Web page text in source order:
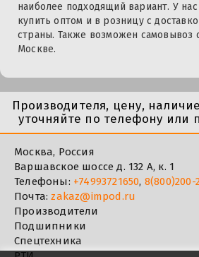
наиболее подходящий вариант. У
купить оптом и в розницу с
страны. Также возможен самовывоз
Москве.
Производителя, цену,
уточняйте по телефону или
Москва, Россия
Варшавское шоссе д. 132 А, к. 1
Телефоны: +74993721650, 8(800)200-
Почта:zakaz@impod.ru
Производители
Подшипники
Спецтехника